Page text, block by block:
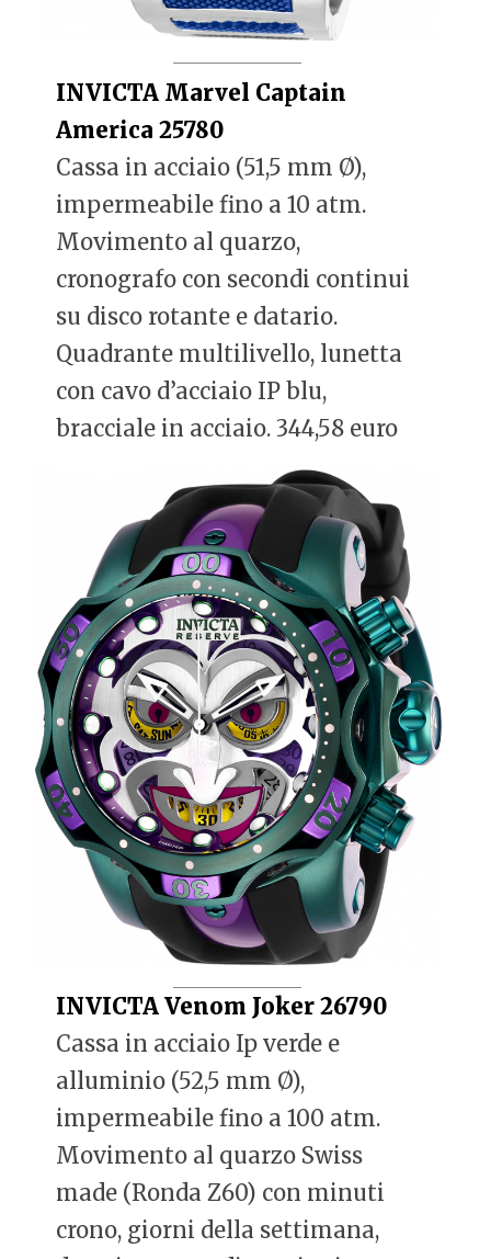
INVICTA Marvel Captain
America 25780
Cassa in acciaio (51,5 mm Ø),
impermeabile fino a 10 atm.
Movimento al quarzo,
cronografo con secondi continui
su disco rotante e datario.
Quadrante multilivello, lunetta
con cavo d’acciaio IP blu,
bracciale in acciaio. 344,58 euro
INVICTA Venom Joker 26790
Cassa in acciaio Ip verde e
alluminio (52,5 mm Ø),
impermeabile fino a 100 atm.
Movimento al quarzo Swiss
made (Ronda Z60) con minuti
crono, giorni della settimana,